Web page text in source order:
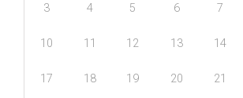
3 4 5 6 7
10 11 12 13 14
17 18 19 20 21